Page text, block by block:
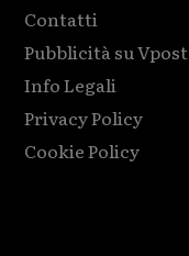
Contatti
Pubblicità su Vpost
Info Legali
Privacy Policy
Cookie Policy